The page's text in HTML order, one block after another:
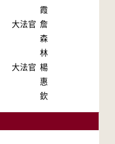
霞
大法官 詹
森
林
大法官 楊
惠
欽